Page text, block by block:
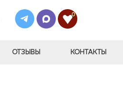
0
ОТЗЫВЫ КОНТАКТЫ